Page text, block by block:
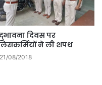
दिवस पर
ने ली शपथ
21/08/2018